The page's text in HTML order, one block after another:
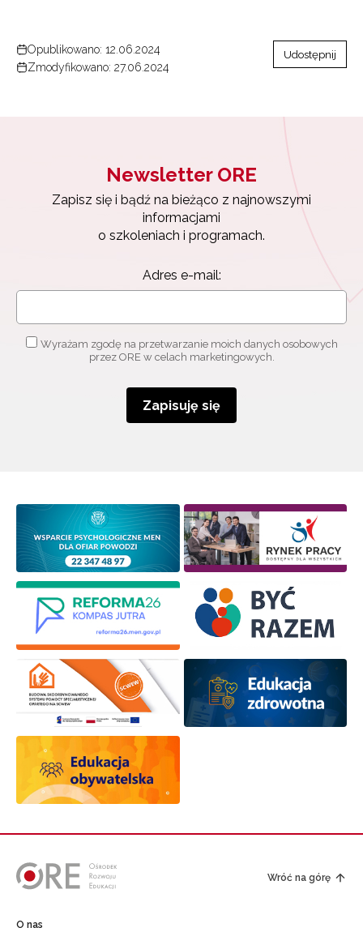
Opublikowano: 12.06.2024
Zmodyfikowano: 27.06.2024
Udostępnij
Newsletter ORE
Zapisz się i bądź na bieżąco z najnowszymi
informacjami
o szkoleniach i programach.
Adres e-mail:
Wyrażam zgodę na przetwarzanie moich danych osobowych
przez ORE w celach marketingowych.
Zapisuję się
Wróć na górę
O nas